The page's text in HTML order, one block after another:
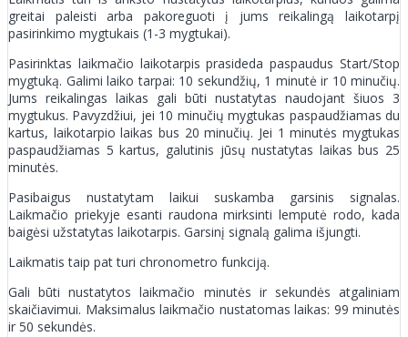
greitai paleisti arba pakoreguoti į jums reikalingą laikotarpį
pasirinkimo mygtukais (1-3 mygtukai).
Pasirinktas laikmačio laikotarpis prasideda paspaudus Start/Stop
mygtuką. Galimi laiko tarpai: 10 sekundžių, 1 minutė ir 10 minučių.
Jums reikalingas laikas gali būti nustatytas naudojant šiuos 3
mygtukus. Pavyzdžiui, jei 10 minučių mygtukas paspaudžiamas du
kartus, laikotarpio laikas bus 20 minučių. Jei 1 minutės mygtukas
paspaudžiamas 5 kartus, galutinis jūsų nustatytas laikas bus 25
minutės.
Pasibaigus nustatytam laikui suskamba garsinis signalas.
Laikmačio priekyje esanti raudona mirksinti lemputė rodo, kada
baigėsi užstatytas laikotarpis. Garsinį signalą galima išjungti.
Laikmatis taip pat turi chronometro funkciją.
Gali būti nustatytos laikmačio minutės ir sekundės atgaliniam
skaičiavimui. Maksimalus laikmačio nustatomas laikas: 99 minutės
ir 50 sekundės.